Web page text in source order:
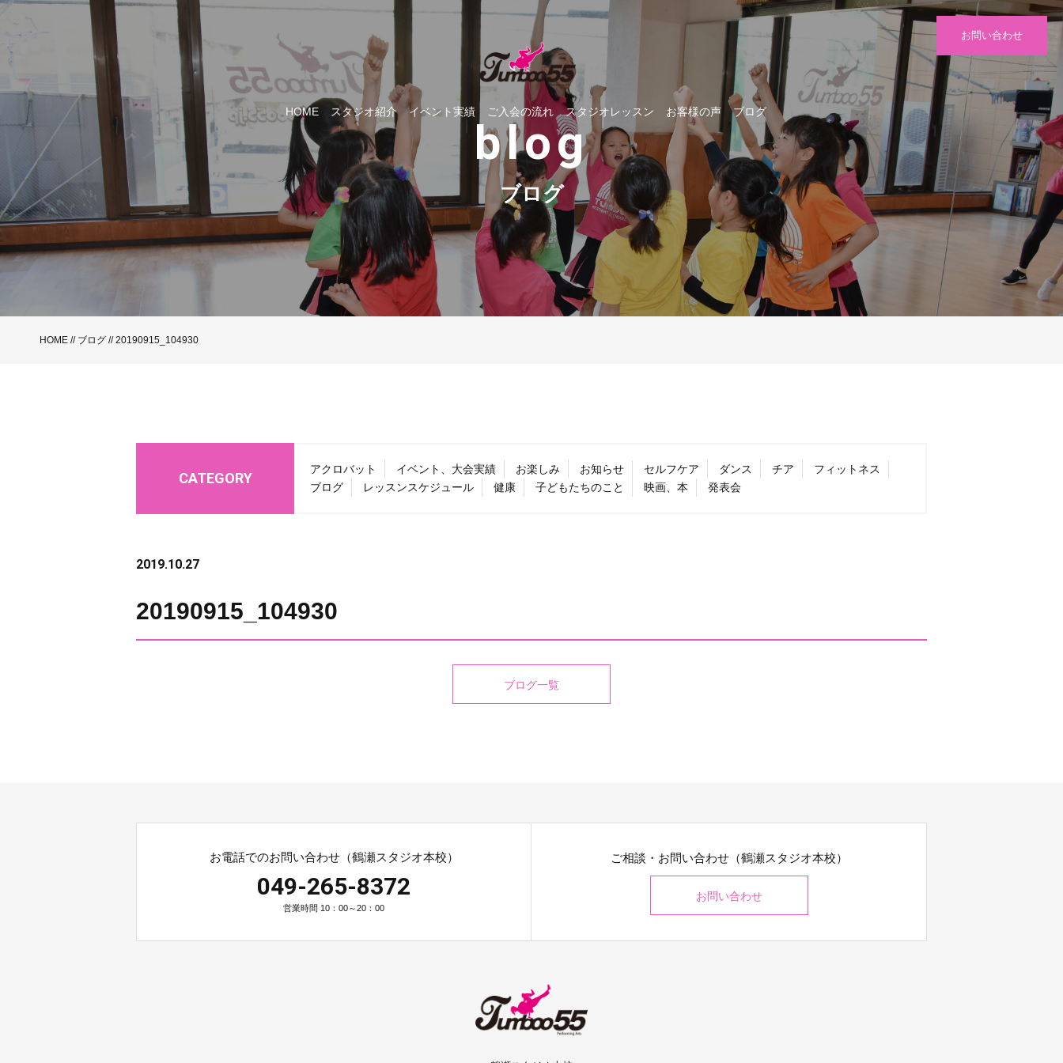
HOME スタジオ紹介 イベント実績 ご入会の流れ スタジオレッスン お客様の声 ブログ
お問い合わせ
blog
ブログ
HOME // ブログ // 20190915_104930
CATEGORY
アクロバット イベント、大会実績 お楽しみ お知らせ セルフケア ダンス チア
フィットネス
ブログ
レッスンスケジュール 健康 子どもたちのこと 映画、本 発表会
2019.10.27
20190915_104930
ブログ一覧
お電話でのお問い合わせ（鶴瀬スタジオ本校）
049-265-8372
営業時間 10：00～20：00
ご相談・お問い合わせ（鶴瀬スタジオ本校）
お問い合わせ